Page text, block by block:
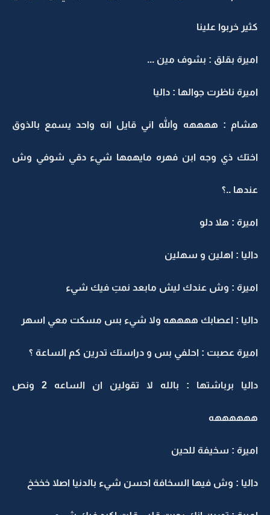
كثير خربوا علينا
اميرة بقلق : بشوف مين ...
اميرة ناظرت جوالها : داليا
هشام : ههههه والله اني قايل انه واحد يسمع بالذوق
اختك ذي وجه ابن فهره مايهمها شيء دقي شوفي وش
عندها ..؟
اميرة : هلا دلو
داليا : اهلين و سهلين
اميرة : وش عندك ليش مابعد نمتِ فيك شيء
داليا : اعصابك ههههه ولا شيء بس مسكت معي اسهر
اميرة عصبت : احلفي بس و دراستك تدرين كم الساعة ؟
داليا برباشتها : بالله لا تقولين ان الساعه 2 ونص
ههههههه
اميرة : سخيفة للحين
داليا : وش فيها السخافة احسن شيء بالدنيا اصلا خخخخ